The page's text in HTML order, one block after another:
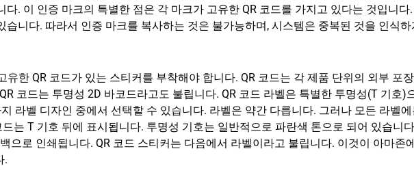
다. 이 인증 마크의 특별한 점은 각 마크가 고유한 QR 코드를 가지고 있다는 것입니다
습니다. 따라서 인증 마크를 복사하는 것은 불가능하며, 시스템은 중복된 것을 인식
유한 QR 코드가 있는 스티커를 부착해야 합니다. QR 코드는 각 제품 단위의 외부 포
코드는 투명성 2D 바코드라고도 불립니다. QR 코드 라벨은 특별한 투명성(T 기호)
라벨 디자인 중에서 선택할 수 있습니다. 라벨은 약간 다릅니다. 그러나 모든 라벨
는 T 기호 뒤에 표시됩니다. 투명성 기호는 일반적으로 파란색 톤으로 되어 있습니
으로 인쇄됩니다. QR 코드 스티커는 다음에서 라벨이라고 불립니다. 이것이 아마존
.